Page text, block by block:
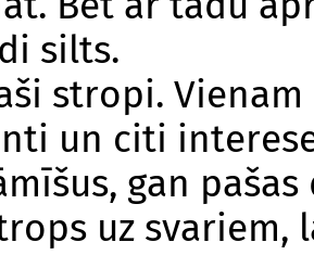
silts.
stropi.
un citi
gan
uz svariem,